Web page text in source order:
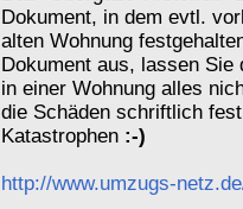
Dokument, in dem evtl.
alten Wohnung
Dokument aus, lassen Sie
in einer Wohnung alles
die Schäden schriftlich
Katastrophen :-)
http://www.umzugs-